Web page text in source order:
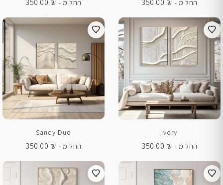
החל מ -
350.00 ₪
החל מ -
350.00 ₪
Ivory
החל מ -
350.00 ₪
Sandy Duo
החל מ -
350.00 ₪